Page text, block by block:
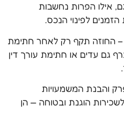
אילו הפרות נחשבות
לפינוי הנכס.
– החוזה תקף רק לאחר חתימת
גם עדים או חתימת עורך דין
והבנת המשמעויות
הוגנת ובטוחה — הן